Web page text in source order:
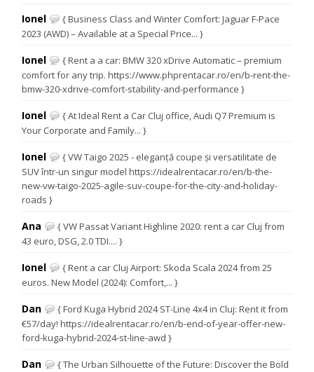
Ionel
{ Business Class and Winter Comfort: Jaguar F-Pace
2023 (AWD) – Available at a Special Price... }
Ionel
{ Rent a a car: BMW 320 xDrive Automatic – premium
comfort for any trip. https://www.phprentacar.ro/en/b-rent-the-
bmw-320-xdrive-comfort-stability-and-performance }
Ionel
{ At Ideal Rent a Car Cluj office, Audi Q7 Premium is
Your Corporate and Family... }
Ionel
{ VW Taigo 2025 - eleganță coupe și versatilitate de
SUV într-un singur model https://idealrentacar.ro/en/b-the-
new-vw-taigo-2025-agile-suv-coupe-for-the-city-and-holiday-
roads }
Ana
{ VW Passat Variant Highline 2020: rent a car Cluj from
43 euro, DSG, 2.0 TDI.... }
Ionel
{ Rent a car Cluj Airport: Skoda Scala 2024 from 25
euros. New Model (2024): Comfort,... }
Dan
{ Ford Kuga Hybrid 2024 ST-Line 4x4 in Cluj: Rent it from
€57/day! https://idealrentacar.ro/en/b-end-of-year-offer-new-
ford-kuga-hybrid-2024-st-line-awd }
Dan
{ The Urban Silhouette of the Future: Discover the Bold